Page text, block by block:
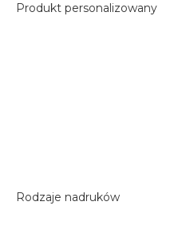
Produkt personalizowany
Rodzaje nadruków